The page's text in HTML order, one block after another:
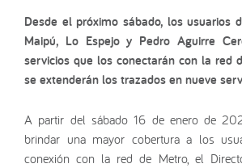
Desde el próximo sábado, los usuarios
Maipú, Lo Espejo y Pedro Aguirre
servicios que los conectarán con la red
se extenderán los trazados en nueve
A partir del sábado 16 de enero de
brindar una mayor cobertura a los
conexión con la red de Metro, el